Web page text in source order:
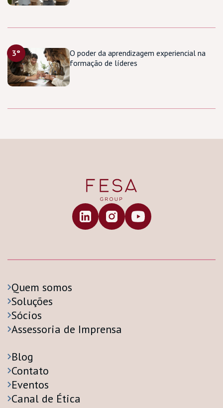
3°
O poder da aprendizagem experiencial na
formação de líderes
Quem somos
Soluções
Sócios
Assessoria de Imprensa
Blog
Contato
Eventos
Canal de Ética